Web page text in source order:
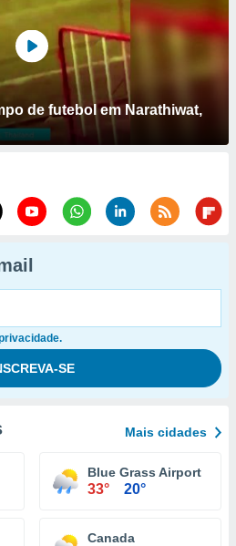
de futebol em Narathiwat,
Mais cidades
Blue Grass Airport
33° 20°
Canada